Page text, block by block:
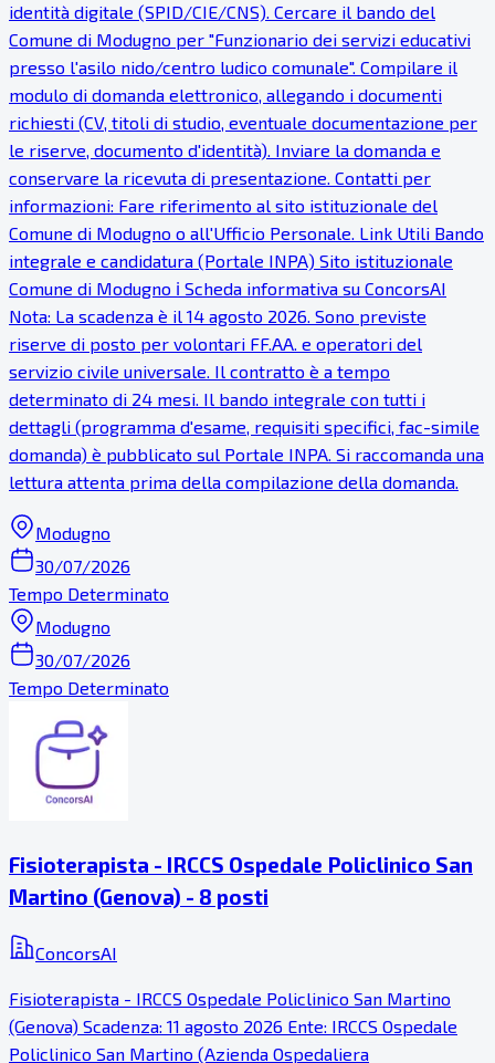
identità digitale (SPID/CIE/CNS). Cercare il bando del
Comune di Modugno per "Funzionario dei servizi educativi
presso l'asilo nido/centro ludico comunale". Compilare il
modulo di domanda elettronico, allegando i documenti
richiesti (CV, titoli di studio, eventuale documentazione per
le riserve, documento d'identità). Inviare la domanda e
conservare la ricevuta di presentazione. Contatti per
informazioni: Fare riferimento al sito istituzionale del
Comune di Modugno o all'Ufficio Personale. Link Utili Bando
integrale e candidatura (Portale INPA) Sito istituzionale
Comune di Modugno ℹ Scheda informativa su ConcorsAI
Nota: La scadenza è il 14 agosto 2026. Sono previste
riserve di posto per volontari FF.AA. e operatori del
servizio civile universale. Il contratto è a tempo
determinato di 24 mesi. Il bando integrale con tutti i
dettagli (programma d'esame, requisiti specifici, fac-simile
domanda) è pubblicato sul Portale INPA. Si raccomanda una
lettura attenta prima della compilazione della domanda.
Modugno
30/07/2026
Tempo Determinato
Modugno
30/07/2026
Tempo Determinato
Fisioterapista - IRCCS Ospedale Policlinico San
Martino (Genova) - 8 posti
ConcorsAI
Fisioterapista - IRCCS Ospedale Policlinico San Martino
(Genova) Scadenza: 11 agosto 2026 Ente: IRCCS Ospedale
Policlinico San Martino (Azienda Ospedaliera